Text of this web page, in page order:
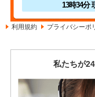
13時34分
利用規約 プライバシーポ
私たちが